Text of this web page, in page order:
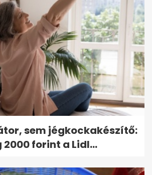
sem jégkockakészítő:
2000 forint a Lidl...